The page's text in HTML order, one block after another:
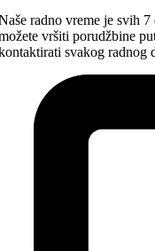
radno vreme je svih
vršiti porudžbine
svakog radnog